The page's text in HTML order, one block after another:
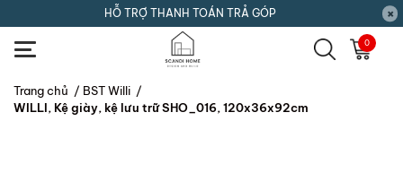
HỖ TRỢ THANH TOÁN TRẢ GÓP
0
Trang chủ / BST Willi /
WILLI, Kệ giày, kệ lưu trữ SHO_016, 120x36x92cm